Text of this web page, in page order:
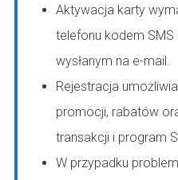
Aktywacja karty
telefonu kodem SMS
wysłanym na e-mail.
Rejestracja
promocji, rabatów
transakcji i program
W przypadku